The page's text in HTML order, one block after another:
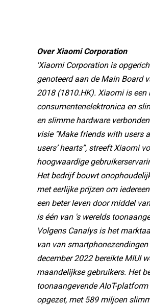
Over Xiaomi Corporation
'Xiaomi Corporation is
genoteerd aan de Main Board
2018 (1810.HK). Xiaomi is een
consumentenelektronica en
en slimme hardware
visie "Make friends with users
users’ hearts”, streeft Xiaomi
hoogwaardige
Het bedrijf bouwt
met eerlijke prijzen om
een beter leven door middel
is één van 's werelds
Volgens Canalys is het
van van
december 2022 bereikte MIUI
maandelijkse gebruikers. Het
toonaangevende AIoT-
opgezet, met 589 miljoen